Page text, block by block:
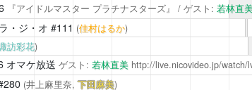
『アイドルマスター プラチナスターズ』 / ゲスト: 若林直
・ジ・オ #111 (佳村はるか)
訪彩花)
オマケ放送 ゲスト: 若林直美 http://live.nicovideo.jp/watch/
(井上麻里奈,下田麻美)